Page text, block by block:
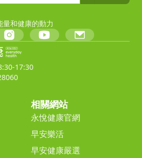
和健康的動力
17:30
相關網站
永悅健康官網
早安樂活
早安健康嚴選